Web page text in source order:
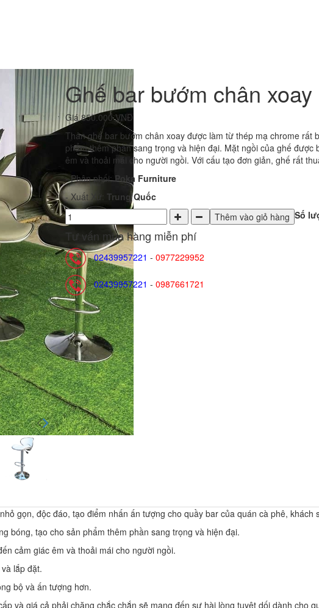
Ghế bar bướm chân xoay
Giá850.000 VNĐ
Thân ghế bar bướm chân xoay được làm từ thép mạ chrome rất
phẩm thêm phần sang trọng và hiện đại. Mặt ngồi của ghế được
êm và thoải mái cho người ngồi. Với cấu tạo đơn giản, ghế rất
- Phân phối:Poka Furniture
- Xuất Xứ: Trung Quốc
Số
Thêm vào giỏ hàng
Tư vấn mua hàng miễn phí
-02439957221 - 0977229952
-02439957221 - 0987661721
gọn, độc đáo, tạo điểm nhấn ấn tượng cho quầy bar của quán cà phê, khách
bóng, tạo cho sản phẩm thêm phần sang trọng và hiện đại.
cảm giác êm và thoải mái cho người ngồi.
lắp đặt.
bộ và ấn tượng hơn.
và giá cả phải chăng chắc chắn sẽ mang đến sự hài lòng tuyệt dối dành cho